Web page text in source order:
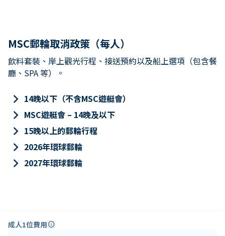
MSC郵輪取消政策（每人）
飲料套裝、岸上觀光行程、接送預約以及船上選項（包含餐
廳、SPA 等）。
keyboard_arrow_right 14晚以下（不含MSC遊艇會）
keyboard_arrow_right MSC遊艇會 – 14晚及以下
keyboard_arrow_right 15晚以上的郵輪行程
keyboard_arrow_right 2026年環球郵輪
keyboard_arrow_right 2027年環球郵輪
成人1位費用info